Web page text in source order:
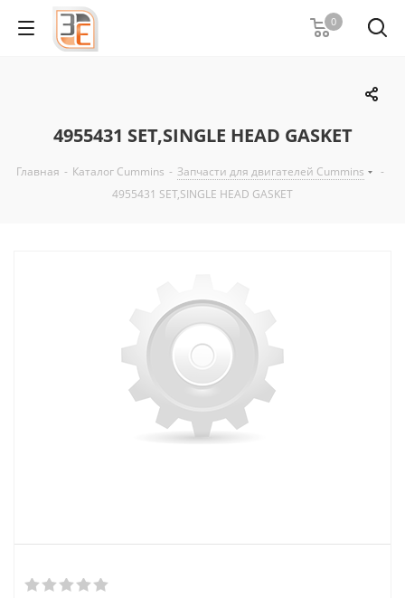
0
4955431 SET,SINGLE HEAD GASKET
Главная - Каталог Cummins - Запчасти для двигателей Cummins
-
4955431 SET,SINGLE HEAD GASKET